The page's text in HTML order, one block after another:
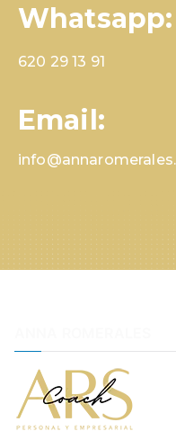
Whatsapp:
620 29 13 91
Email: